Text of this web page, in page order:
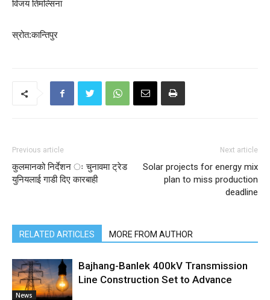
विजय तिमल्सिना
स्रोत:कान्तिपुर
Previous article
कुलमानको निर्देशन ः चुनावमा ट्रेड
युनियलाई गाडी दिए कारबाही
Next article
Solar projects for energy mix
plan to miss production
deadline
RELATED ARTICLES MORE FROM AUTHOR
News
Bajhang-Banlek 400kV Transmission
Line Construction Set to Advance